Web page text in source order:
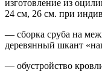
изготовление из
24 см, 26 см. при
— сборка сруба на
деревянный шкант
— обустройство